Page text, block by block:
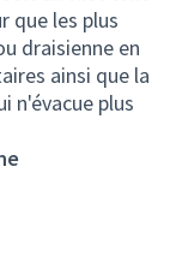
que les plus
draisienne en
ainsi que la
n'évacue plus